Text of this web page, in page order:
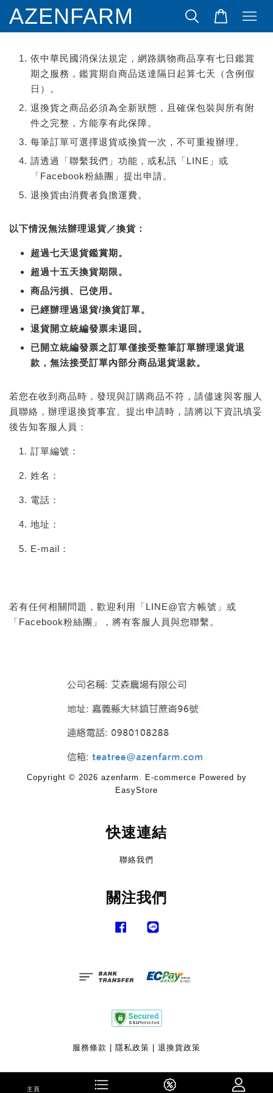
AZENFARM
依中華民國消保法規定，網路購物商品享有七日鑑賞
期之服務，鑑賞期自商品送達隔日起算七天（含例假
日）。
退換貨之商品必須為全新狀態，且確保包裝與所有附
件之完整，方能享有此保障。
每筆訂單可選擇退貨或換貨一次，不可重複辦理。
請透過「聯繫我們」功能，或私訊「LINE」或
「Facebook粉絲團」提出申請。
退換貨由消費者負擔運費。
以下情況無法辦理退貨／換貨：
超過七天退貨鑑賞期。
超過十五天換貨期限。
商品污損、已使用。
已經辦理過退貨/換貨訂單。
退貨開立統編發票未退回。
已開立統編發票之訂單僅接受整筆訂單辦理退貨退
款，無法接受訂單內部分商品退貨退款。
若您在收到商品時，發現與訂購商品不符，請儘速與客服人
員聯絡，辦理退換貨事宜。提出申請時，請將以下資訊填妥
後告知客服人員：
訂單編號：
姓名：
電話：
地址：
E-mail ：
若有任何相關問題，歡迎利用「LINE@官方帳號」或
「Facebook粉絲團」，將有客服人員與您聯繫。
Copyright © 2026 azenfarm. E-commerce Powered by
EasyStore
快速連結
聯絡我們
關注我們
Facebook
服務條款 隱私政策 退換貨政策
主頁